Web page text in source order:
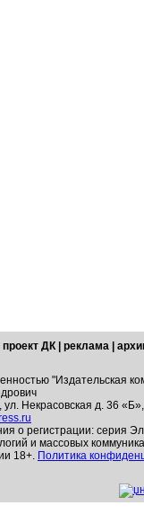
проект ДК реклама
"Издательская
Некрасовская д. 36
о регистрации: серия
и массовых
18+. Политика